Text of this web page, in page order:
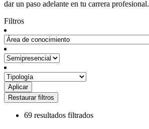
dar un paso adelante en tu carrera profesional.
Filtros
69 resultados filtrados